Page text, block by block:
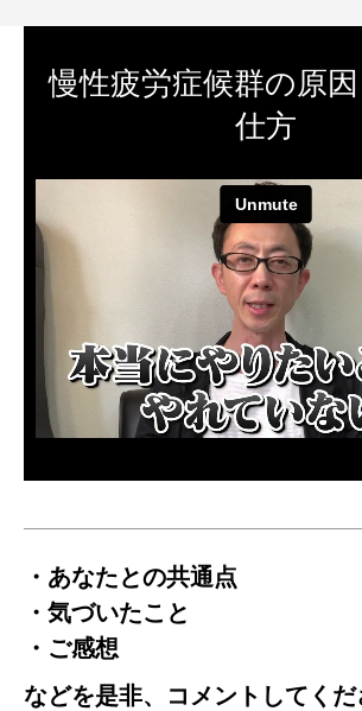
慢性疲労症候群の原
仕方
・あなたとの共通点
・気づいたこと
・ご感想
などを是非、コメントしてくだ